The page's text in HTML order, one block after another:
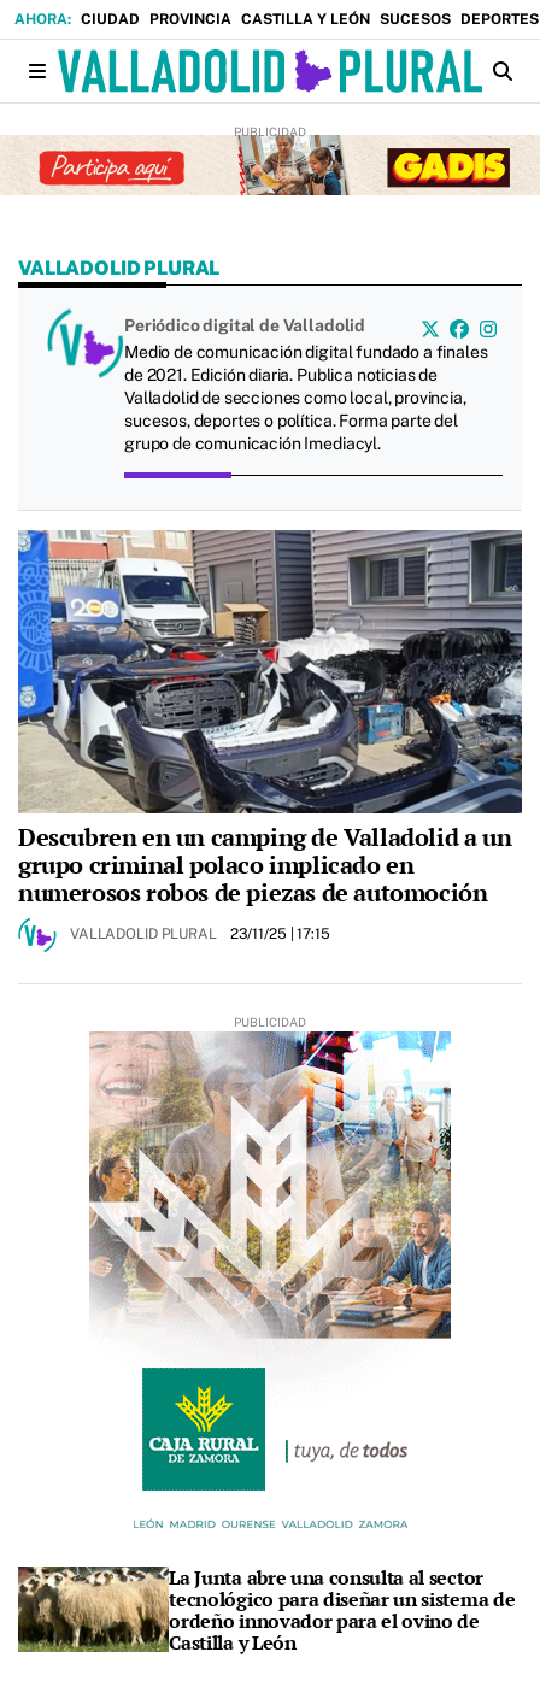
CIUDAD PROVINCIA CASTILLA Y LEÓN SUCESOS DEPORTES
VALLADOLID PLURAL
Periódico digital de Valladolid
Medio de comunicación digital fundado a finales
de 2021. Edición diaria. Publica noticias de
Valladolid de secciones como local, provincia,
sucesos, deportes o política. Forma parte del
grupo de comunicación Imediacyl.
Descubren en un camping de Valladolid a un
grupo criminal polaco implicado en
numerosos robos de piezas de automoción
VALLADOLID PLURAL 23/11/25 | 17:15
La Junta abre una consulta al sector
tecnológico para diseñar un sistema de
ordeño innovador para el ovino de
Castilla y León